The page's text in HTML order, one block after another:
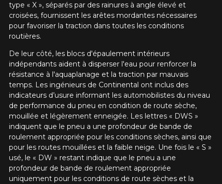
type « X », séparés par des rainures à angle élevé et
croisées, fournissent les arêtes mordantes nécessaires
pour favoriser la traction dans toutes les conditions
routières.
De leur côté, les blocs d'épaulement intérieurs
indépendants aident à disperser l'eau pour renforcer la
résistance à l'aquaplanage et la traction par mauvais
temps. Les ingénieurs de Continental ont inclus des
indicateurs d’usure informant les automobilistes du niveau
de performance du pneu en condition de route sèche,
mouillée et légèrement enneigée. Les lettres « DWS »
indiquent que le pneu a une profondeur de bande de
roulement appropriée pour les conditions sèches, ainsi que
pour les routes mouillées et la faible neige. Une fois le « S »
usé, le « DW » restant indique que le pneu a une
profondeur de bande de roulement appropriée
uniquement pour les conditions de route sèches et la